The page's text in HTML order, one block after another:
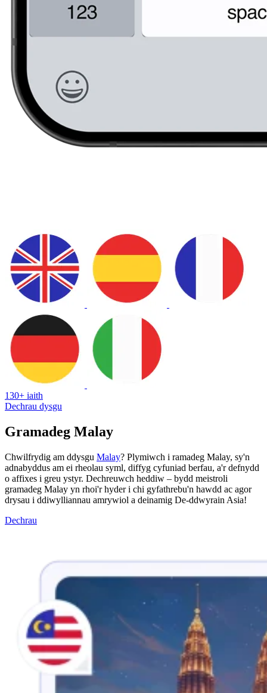
130+ iaith
Dechrau dysgu
Gramadeg Malay
Chwilfrydig am ddysgu Malay? Plymiwch i ramadeg Malay, sy'n
adnabyddus am ei rheolau syml, diffyg cyfuniad berfau, a'r defnydd
o affixes i greu ystyr. Dechreuwch heddiw – bydd meistroli
gramadeg Malay yn rhoi'r hyder i chi gyfathrebu'n hawdd ac agor
drysau i ddiwylliannau amrywiol a deinamig De-ddwyrain Asia!
Dechrau